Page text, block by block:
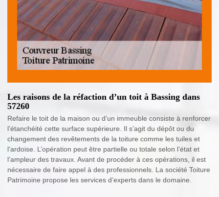
Les raisons de la réfaction d’un toit à Bassing dans
57260
Refaire le toit de la maison ou d’un immeuble consiste à renforcer
l’étanchéité cette surface supérieure. Il s’agit du dépôt ou du
changement des revêtements de la toiture comme les tuiles et
l’ardoise. L’opération peut être partielle ou totale selon l’état et
l’ampleur des travaux. Avant de procéder à ces opérations, il est
nécessaire de faire appel à des professionnels. La société Toiture
Patrimoine propose les services d’experts dans le domaine.